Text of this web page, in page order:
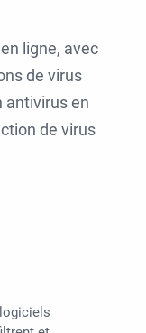
ligne, avec
de virus
antivirus en
de virus